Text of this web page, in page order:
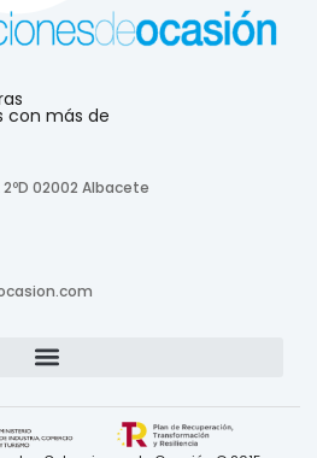
con más de
02002 Albacete